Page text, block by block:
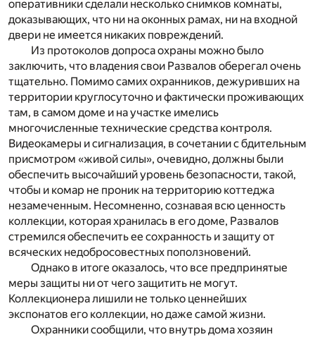
оперативники сделали несколько снимков комнаты,
доказывающих, что ни на оконных рамах, ни на входной
двери не имеется никаких повреждений.
Из протоколов допроса охраны можно было
заключить, что владения свои Развалов оберегал очень
тщательно. Помимо самих охранников, дежуривших на
территории круглосуточно и фактически проживающих
там, в самом доме и на участке имелись
многочисленные технические средства контроля.
Видеокамеры и сигнализация, в сочетании с бдительным
присмотром «живой силы», очевидно, должны были
обеспечить высочайший уровень безопасности, такой,
чтобы и комар не проник на территорию коттеджа
незамеченным. Несомненно, сознавая всю ценность
коллекции, которая хранилась в его доме, Развалов
стремился обеспечить ее сохранность и защиту от
всяческих недобросовестных поползновений.
Однако в итоге оказалось, что все предпринятые
меры защиты ни от чего защитить не могут.
Коллекционера лишили не только ценнейших
экспонатов его коллекции, но даже самой жизни.
Охранники сообщили, что внутрь дома хозяин